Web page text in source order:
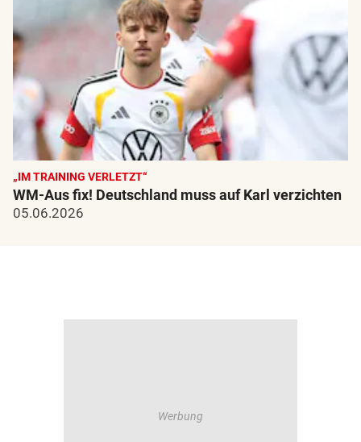
„IM TRAINING VERLETZT“
WM-Aus fix! Deutschland muss auf Karl verzichten
05.06.2026